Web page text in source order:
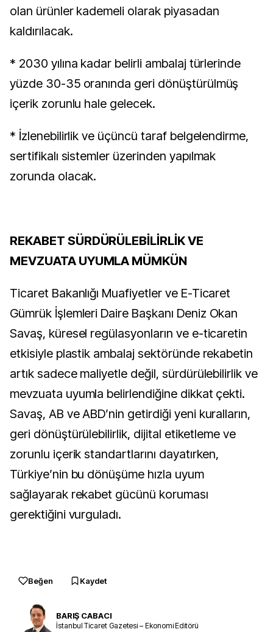
olan ürünler kademeli olarak piyasadan
kaldırılacak.
* 2030 yılına kadar belirli ambalaj türlerinde
yüzde 30-35 oranında geri dönüştürülmüş
içerik zorunlu hale gelecek.
* İzlenebilirlik ve üçüncü taraf belgelendirme,
sertifikalı sistemler üzerinden yapılmak
zorunda olacak.
REKABET SÜRDÜRÜLEBİLİRLİK VE
MEVZUATA UYUMLA MÜMKÜN
Ticaret Bakanlığı Muafiyetler ve E-Ticaret
Gümrük İşlemleri Daire Başkanı Deniz Okan
Savaş, küresel regülasyonların ve e-ticaretin
etkisiyle plastik ambalaj sektöründe rekabetin
artık sadece maliyetle değil, sürdürülebilirlik ve
mevzuata uyumla belirlendiğine dikkat çekti.
Savaş, AB ve ABD’nin getirdiği yeni kuralların,
geri dönüştürülebilirlik, dijital etiketleme ve
zorunlu içerik standartlarını dayatırken,
Türkiye’nin bu dönüşüme hızla uyum
sağlayarak rekabet gücünü koruması
gerektiğini vurguladı.
Beğen Kaydet
BARIŞ CABACI
İstanbul Ticaret Gazetesi – Ekonomi Editörü